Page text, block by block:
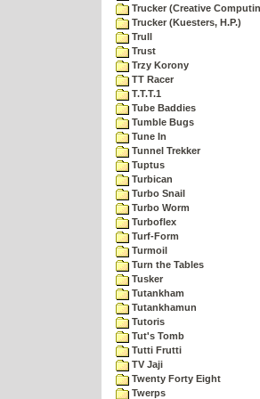
Trucker (Creative
Trucker (Kuesters, H.P.)
Trull
Trust
Trzy Korony
TT Racer
T.T.T.1
Tube Baddies
Tumble Bugs
Tune In
Tunnel Trekker
Tuptus
Turbican
Turbo Snail
Turbo Worm
Turboflex
Turf-Form
Turmoil
Turn the Tables
Tusker
Tutankham
Tutankhamun
Tutoris
Tut's Tomb
Tutti Frutti
TV Jaji
Twenty Forty Eight
Twerps